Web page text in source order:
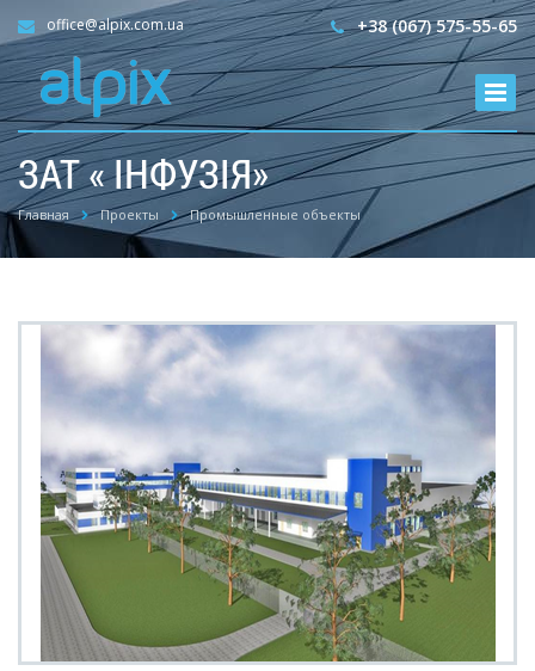
+38 (067) 575-55-65
office@alpix.com.ua
ЗАТ « ІНФУЗІЯ»
Главная Проекты Промышленные объекты